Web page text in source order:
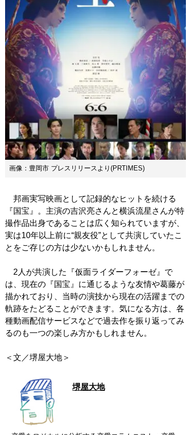
画像：豊岡市 プレスリリースより(PRTIMES)
邦画実写映画として記録的なヒットを続ける
『国宝』。主演の吉沢亮さんと横浜流星さんが特
撮作品出身であることは広く知られていますが、
実は10年以上前に“親友役”として共演していたこ
とをご存じの方は少ないかもしれません。
2人が共演した『仮面ライダーフォーゼ』で
は、現在の『国宝』に通じるような友情や葛藤が
描かれており、当時の演技から現在の活躍までの
軌跡をたどることができます。気になる方は、各
種動画配信サービスなどで過去作を振り返ってみ
るのも一つの楽しみ方かもしれません。
＜文／堺屋大地＞
堺屋大地